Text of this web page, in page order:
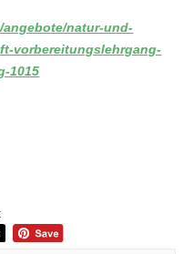
natur-und-
vorbereitungslehrgang-
1015